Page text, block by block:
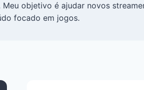
objetivo é ajudar novos
focado em jogos.